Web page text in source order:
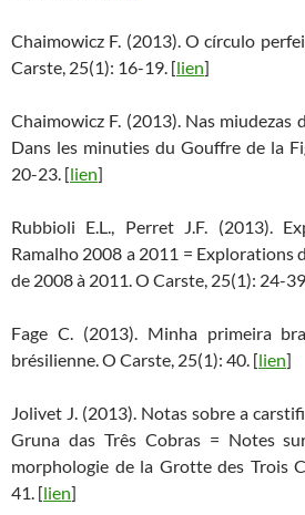
Chaimowicz F. (2013). O círculo
Carste, 25(1): 16-19. [lien]
Chaimowicz F. (2013). Nas miudezas
Dans les minuties du Gouffre de la
20-23. [lien]
Rubbioli E.L., Perret J.F. (2013).
Ramalho 2008 a 2011 = Explorations
de 2008 à 2011. O Carste, 25(1): 24-
Fage C. (2013). Minha primeira
brésilienne. O Carste, 25(1): 40. [lien]
Jolivet J. (2013). Notas sobre a
Gruna das Três Cobras = Notes
morphologie de la Grotte des Trois
41. [lien]